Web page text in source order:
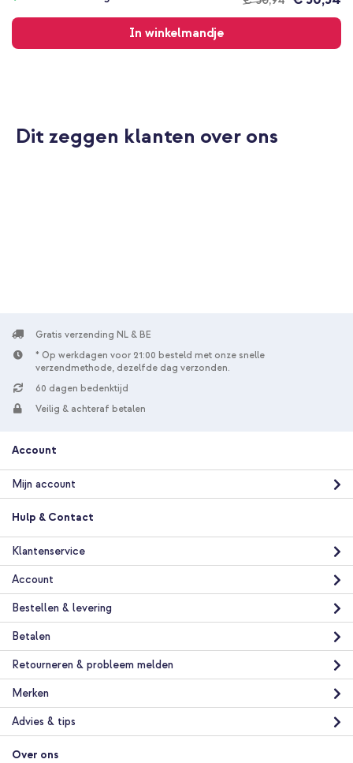
In winkelmandje
verzending
Dit zeggen klanten over ons
Gratis verzending NL & BE
* Op werkdagen voor 21:00 besteld met onze snelle
verzendmethode, dezelfde dag verzonden.
60 dagen bedenktijd
Veilig & achteraf betalen
Account
Mijn account
Hulp & Contact
Klantenservice
Account
Bestellen & levering
Betalen
Retourneren & probleem melden
Merken
Advies & tips
Over ons